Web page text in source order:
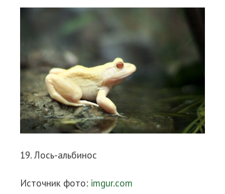
19. Лось-альбинос
Источник фото: imgur.com